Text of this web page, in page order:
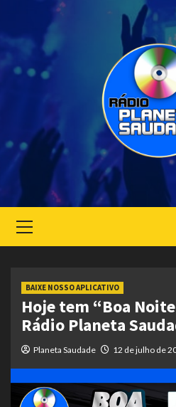
Menu
BAIXE NOSSO APLICATIVO
Hoje tem “Boa
Rádio Planeta
Planeta Saudade 12 de julho de